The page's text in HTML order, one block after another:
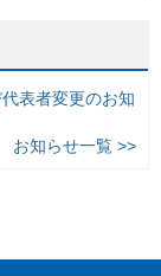
表者変更のお知
お知らせ一覧 >>